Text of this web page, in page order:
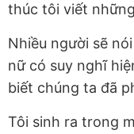
thúc tôi viết
Nhiều người sẽ
nữ có suy nghĩ
biết chúng ta đã
Tôi sinh ra trong